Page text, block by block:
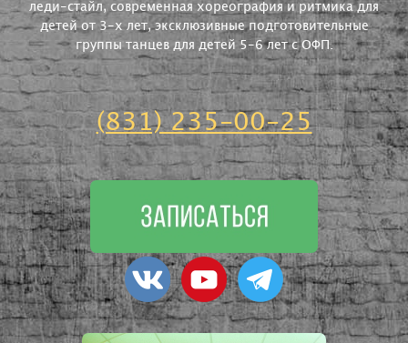
леди-стайл, современная хореография и ритмика для
детей от 3-х лет, эксклюзивные подготовительные
группы танцев для детей 5-6 лет с ОФП.
(831) 235-00-25